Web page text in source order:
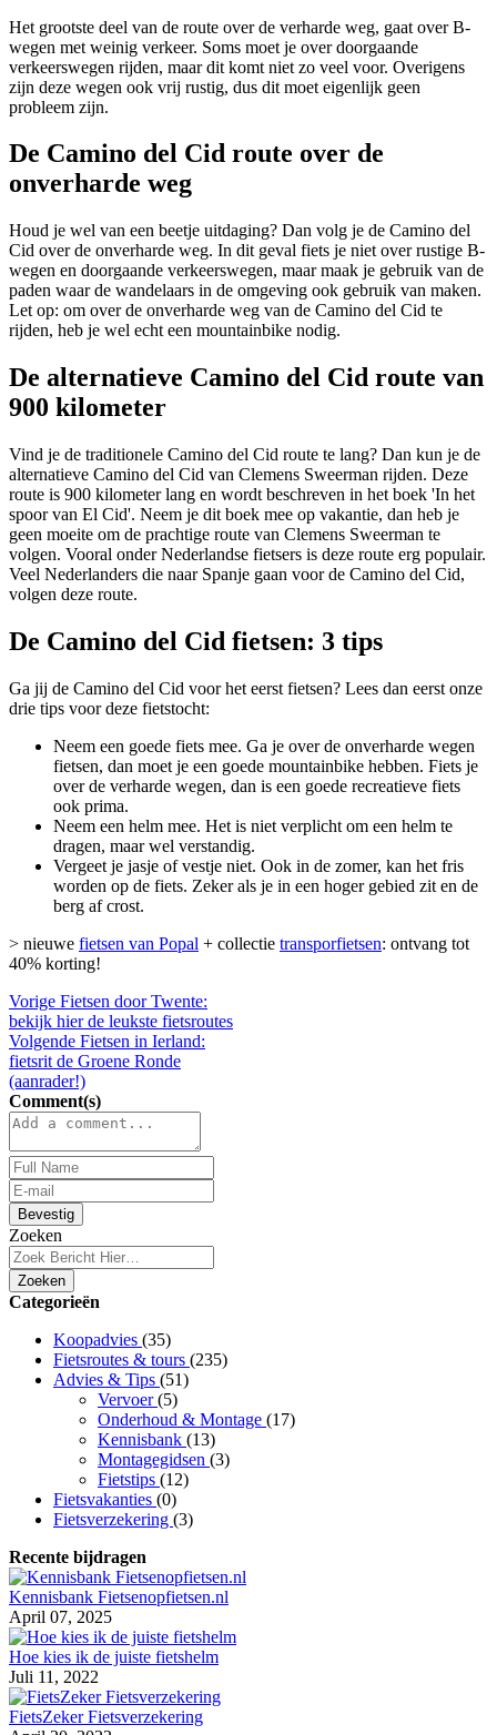
Het grootste deel van de route over de verharde weg, gaat over B-
wegen met weinig verkeer. Soms moet je over doorgaande
verkeerswegen rijden, maar dit komt niet zo veel voor. Overigens
zijn deze wegen ook vrij rustig, dus dit moet eigenlijk geen
probleem zijn.
De Camino del Cid route over de
onverharde weg
Houd je wel van een beetje uitdaging? Dan volg je de Camino del
Cid over de onverharde weg. In dit geval fiets je niet over rustige B-
wegen en doorgaande verkeerswegen, maar maak je gebruik van de
paden waar de wandelaars in de omgeving ook gebruik van maken.
Let op: om over de onverharde weg van de Camino del Cid te
rijden, heb je wel echt een mountainbike nodig.
De alternatieve Camino del Cid route van
900 kilometer
Vind je de traditionele Camino del Cid route te lang? Dan kun je de
alternatieve Camino del Cid van Clemens Sweerman rijden. Deze
route is 900 kilometer lang en wordt beschreven in het boek 'In het
spoor van El Cid'. Neem je dit boek mee op vakantie, dan heb je
geen moeite om de prachtige route van Clemens Sweerman te
volgen. Vooral onder Nederlandse fietsers is deze route erg populair.
Veel Nederlanders die naar Spanje gaan voor de Camino del Cid,
volgen deze route.
De Camino del Cid fietsen: 3 tips
Ga jij de Camino del Cid voor het eerst fietsen? Lees dan eerst onze
drie tips voor deze fietstocht:
Neem een goede fiets mee. Ga je over de onverharde wegen
fietsen, dan moet je een goede mountainbike hebben. Fiets je
over de verharde wegen, dan is een goede recreatieve fiets
ook prima.
Neem een helm mee. Het is niet verplicht om een helm te
dragen, maar wel verstandig.
Vergeet je jasje of vestje niet. Ook in de zomer, kan het fris
worden op de fiets. Zeker als je in een hoger gebied zit en de
berg af crost.
> nieuwe fietsen van Popal + collectie transporfietsen: ontvang tot
40% korting!
Vorige Fietsen door Twente:
bekijk hier de leukste fietsroutes
Volgende Fietsen in Ierland:
fietsrit de Groene Ronde
(aanrader!)
Comment(s)
Bevestig
Zoeken
Zoeken
Categorieën
Koopadvies (35)
Fietsroutes & tours (235)
Advies & Tips (51)
Vervoer(5)
Onderhoud & Montage (17)
Kennisbank (13)
Montagegidsen (3)
Fietstips (12)
Fietsvakanties (0)
Fietsverzekering (3)
Recente bijdragen
Kennisbank Fietsenopfietsen.nl
April 07, 2025
Hoe kies ik de juiste fietshelm
Juli 11, 2022
FietsZeker Fietsverzekering